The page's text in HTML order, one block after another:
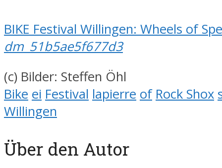
BIKE Festival Willingen: Wheels of
dm_51b5ae5f677d3
(c) Bilder: Steffen Öhl
Bike ei Festival lapierre of Rock Shox
Willingen
Über den Autor